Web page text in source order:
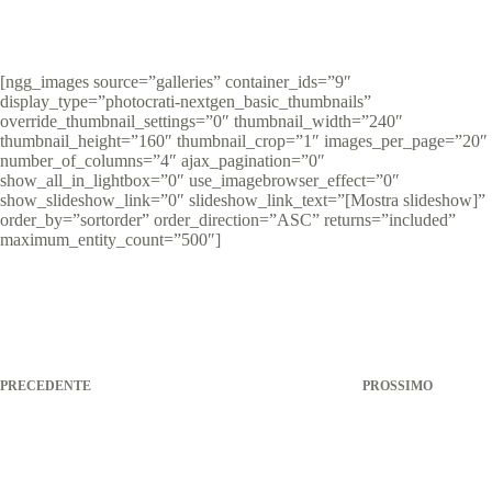
[ngg_images source=”galleries” container_ids=”9″
display_type=”photocrati-nextgen_basic_thumbnails”
override_thumbnail_settings=”0″ thumbnail_width=”240″
thumbnail_height=”160″ thumbnail_crop=”1″ images_per_page=”20″
number_of_columns=”4″ ajax_pagination=”0″
show_all_in_lightbox=”0″ use_imagebrowser_effect=”0″
show_slideshow_link=”0″ slideshow_link_text=”[Mostra slideshow]”
order_by=”sortorder” order_direction=”ASC” returns=”included”
maximum_entity_count=”500″]
PRECEDENTE PROSSIMO